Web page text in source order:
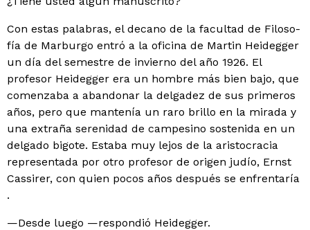
Con estas palabras, el decano de la facultad de Filoso­
fía de Marburgo entró a la oficina de Martin Heidegger
un día del semestre de invierno del año 1926. El
profesor Heidegger era un hombre más bien bajo, que
comenza­ba a abandonar la delgadez de sus primeros
años, pero que mantenía un raro brillo en la mirada y
una extraña serenidad de campesino sostenida en un
delgado bigote. Estaba muy lejos de la aristocracia
representada por otro profesor de origen judío, Ernst
Cassirer, con quien pocos años después se enfrentaría
.
—Desde luego —respondió Heidegger.